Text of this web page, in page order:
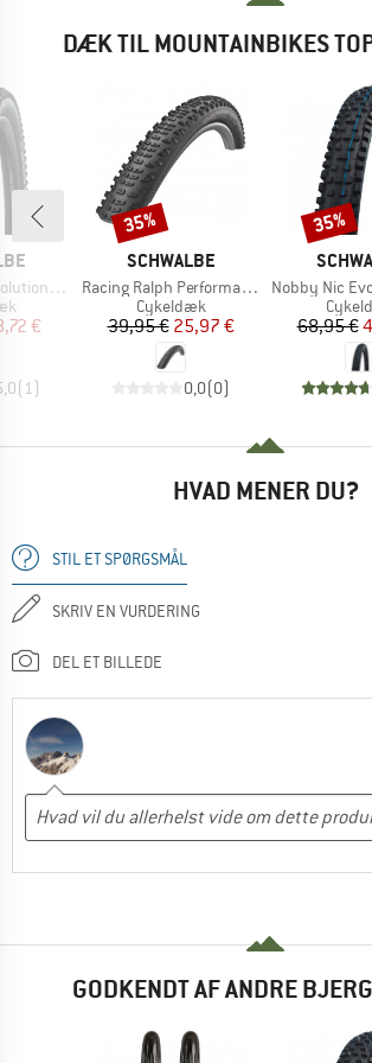
DÆK TIL MOUNTAINBIKES
(60-584) TLE E-25
pris
€
(1)
MÆRKE
SCHWALBE
Artikel
Racing Ralph Performance TwinSkin Tubeless 29x2,25
Produktgruppe
Cykeldæk
Pris
39,95 €Nedsat pris
25,97 €
0,0(0)
Rabat
35%
MÆRKE
Artikel
Nobby Nic Evo 29'' (57-622)
68,95 €
Rabat
35%
HVAD MENER DU?
STIL ET SPØRGSMÅL
SKRIV EN VURDERING
DEL ET BILLEDE
GODKENDT AF ANDRE